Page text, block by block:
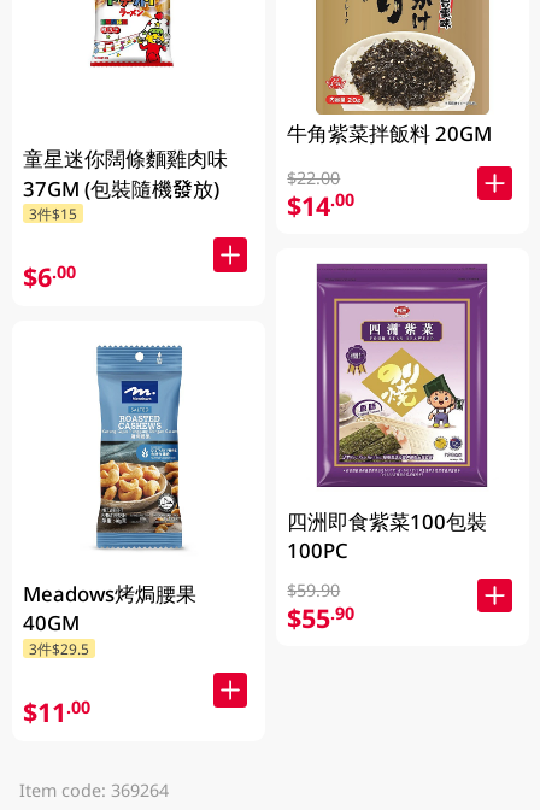
童星迷你闊條麵雞肉味
37GM (包裝隨機發放)
3件$15
$6.00
Meadows烤焗腰果
40GM
3件$29.5
$11.00
牛角紫菜拌飯料 20GM
$22.00
$14.00
四洲即食紫菜100包裝
100PC
$59.90
$55.90
Item code: 369264